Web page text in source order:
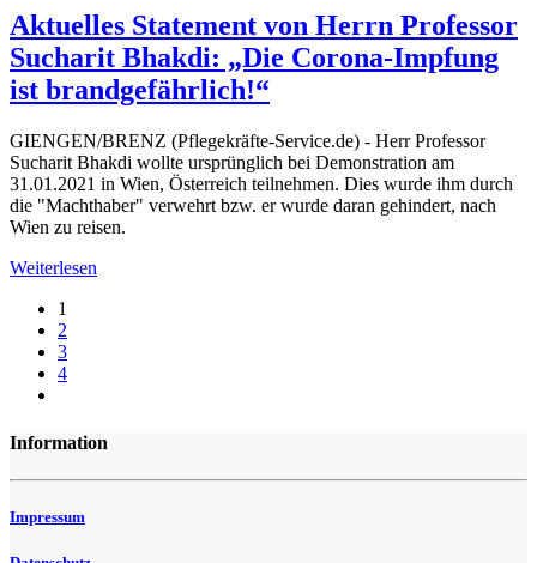
Aktuelles Statement von Herrn Professor
Sucharit Bhakdi: „Die Corona-Impfung
ist brandgefährlich!“
GIENGEN/BRENZ (Pflegekräfte-Service.de) - Herr Professor
Sucharit Bhakdi wollte ursprünglich bei Demonstration am
31.01.2021 in Wien, Österreich teilnehmen. Dies wurde ihm durch
die "Machthaber" verwehrt bzw. er wurde daran gehindert, nach
Wien zu reisen.
Weiterlesen
1
2
3
4
Information
Impressum